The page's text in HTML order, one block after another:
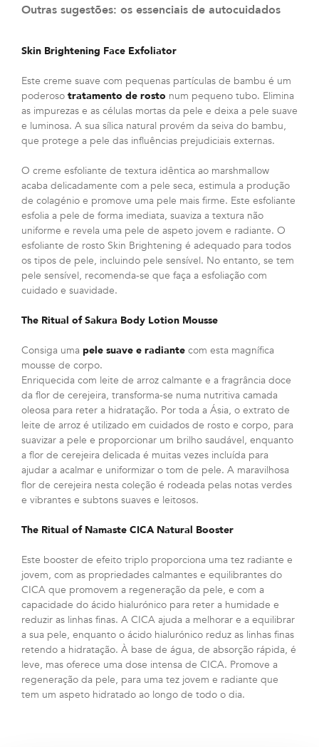
Outras sugestões: os essenciais de autocuidados
Skin Brightening Face Exfoliator
Este creme suave com pequenas partículas de bambu é um
poderoso tratamento de rosto num pequeno tubo. Elimina
as impurezas e as células mortas da pele e deixa a pele suave
e luminosa. A sua sílica natural provém da seiva do bambu,
que protege a pele das influências prejudiciais externas.
O creme esfoliante de textura idêntica ao marshmallow
acaba delicadamente com a pele seca, estimula a produção
de colagénio e promove uma pele mais firme. Este esfoliante
esfolia a pele de forma imediata, suaviza a textura não
uniforme e revela uma pele de aspeto jovem e radiante. O
esfoliante de rosto Skin Brightening é adequado para todos
os tipos de pele, incluindo pele sensível. No entanto, se tem
pele sensível, recomenda-se que faça a esfoliação com
cuidado e suavidade.
The Ritual of Sakura Body Lotion Mousse
Consiga uma pele suave e radiante com esta magnífica
mousse de corpo.
Enriquecida com leite de arroz calmante e a fragrância doce
da flor de cerejeira, transforma-se numa nutritiva camada
oleosa para reter a hidratação. Por toda a Ásia, o extrato de
leite de arroz é utilizado em cuidados de rosto e corpo, para
suavizar a pele e proporcionar um brilho saudável, enquanto
a flor de cerejeira delicada é muitas vezes incluída para
ajudar a acalmar e uniformizar o tom de pele. A maravilhosa
flor de cerejeira nesta coleção é rodeada pelas notas verdes
e vibrantes e subtons suaves e leitosos.
The Ritual of Namaste CICA Natural Booster
Este booster de efeito triplo proporciona uma tez radiante e
jovem, com as propriedades calmantes e equilibrantes do
CICA que promovem a regeneração da pele, e com a
capacidade do ácido hialurónico para reter a humidade e
reduzir as linhas finas. A CICA ajuda a melhorar e a equilibrar
a sua pele, enquanto o ácido hialurónico reduz as linhas finas
retendo a hidratação. À base de água, de absorção rápida, é
leve, mas oferece uma dose intensa de CICA. Promove a
regeneração da pele, para uma tez jovem e radiante que
tem um aspeto hidratado ao longo de todo o dia.